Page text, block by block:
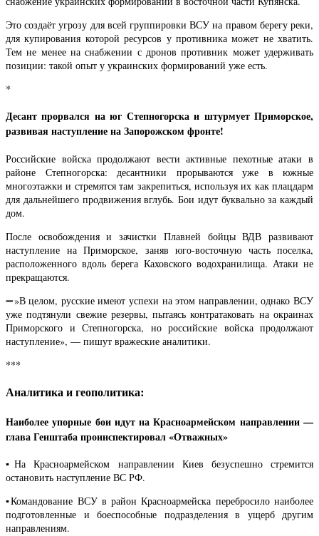
Это создаёт угрозу для всей группировки ВСУ на правом берегу реки,
для купирования которой ресурсов у противника может не хватить.
Тем не менее на снабжении с дронов противник может удерживать
позиции: такой опыт у украинских формирований уже есть.
*
Десант прорвался на юг Степногорска и штурмует Приморское,
развивая наступление на Запорожском фронте!
Российские войска продолжают вести активные пехотные атаки в
районе Степногорска: десантники прорываются уже в южные
многоэтажки и стремятся там закрепиться, используя их как плацдарм
для дальнейшего продвижения вглубь. Бои идут буквально за каждый
дом.
После освобождения и зачистки Плавней бойцы ВДВ развивают
наступление на Приморское, заняв юго-восточную часть поселка,
расположенного вдоль берега Каховского водохранилища. Атаки не
прекращаются.
➖»В целом, русские имеют успехи на этом направлении, однако ВСУ
уже подтянули свежие резервы, пытаясь контратаковать на окраинах
Приморского и Степногорска, но российские войска продолжают
наступление», — пишут вражеские аналитики.
***
Аналитика и геополитика:
Наиболее упорные бои идут на Красноармейском направлении —
глава Генштаба проинспектировал «Отважных»
▪️На Красноармейском направлении Киев безуспешно стремится
остановить наступление ВС РФ.
▪️Командование ВСУ в район Красноармейска перебросило наиболее
подготовленные и боеспособные подразделения в ущерб другим
направлениям.